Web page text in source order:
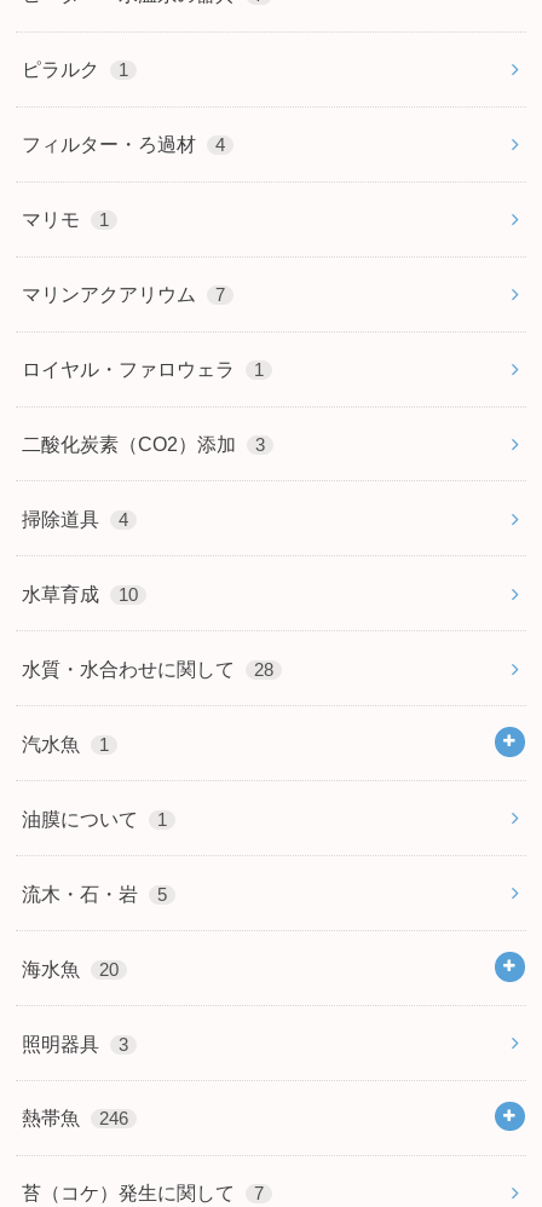
ピラルク 1
フィルター・ろ過材 4
マリモ 1
マリンアクアリウム 7
ロイヤル・ファロウェラ 1
二酸化炭素（CO2）添加 3
掃除道具 4
水草育成 10
水質・水合わせに関して 28
汽水魚 1
油膜について 1
流木・石・岩 5
海水魚 20
照明器具 3
熱帯魚 246
苔（コケ）発生に関して 7